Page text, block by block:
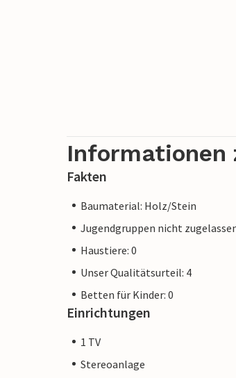
Informationen
Fakten
Baumaterial: Holz/Stein
Jugendgruppen nicht
Haustiere: 0
Unser Qualitätsurteil: 4
Betten für Kinder: 0
Einrichtungen
1 TV
Stereoanlage